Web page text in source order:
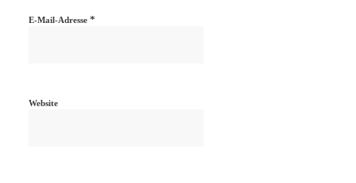
E-Mail-Adresse *
Website